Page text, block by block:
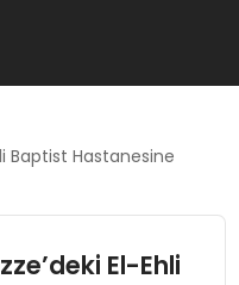
Baptist Hastanesine
El-Ehli